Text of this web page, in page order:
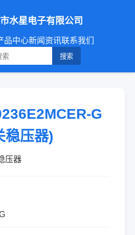
水星电子有限公司
品中心新闻资讯联系我们
搜索
G
稳压器)
压器